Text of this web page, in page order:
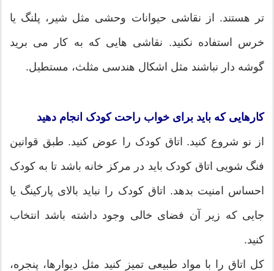
تر هستند. از نقاشی حیوانات وحشی مثل شیر، پلنگ یا
خرس استفاده نکنید. نقاشی هایی که به کار می برید
گوشه دار نباشند مثل اشکال هندسی مثلث، مستطیل.
کارهایی که باید برای خواب راحت کودک انجام دهید
از نو شروع کنید. اتاق کودک را عوض کنید. طبق قوانین
فنگ شویی اتاق کودک باید در مرکز خانه باشد تا به کودک
احساس امنیت بدهد. اتاق کودک را نباید بالای پارکینگ یا
جایی که زیر آن فضای خالی وجود داشته باشد انتخاب
کنید.
کل اتاق را با مواد طبیعی تمیز کنید مثل دیوارها، پنجره،